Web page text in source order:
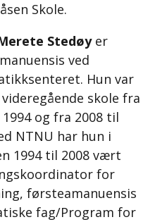
Skole.
Stedøyer
ved
Hun var
skole fra
og fra 2008 til
NTNU har hun i
1994 til 2008 vært
for
førsteamanuensis
fag/Program for